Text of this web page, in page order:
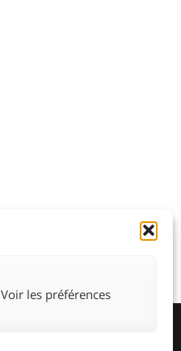
Voir les préférences